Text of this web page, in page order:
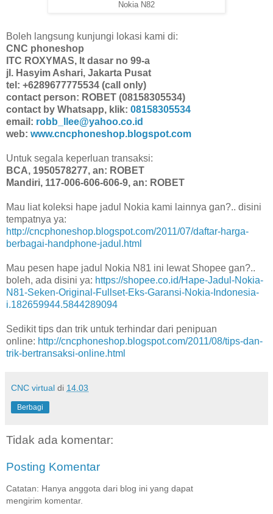
Nokia N82
Boleh langsung kunjungi lokasi kami di:
CNC phoneshop
ITC ROXYMAS, lt dasar no 99-a
jl. Hasyim Ashari, Jakarta Pusat
tel: +6289677775534 (call only)
contact person: ROBET (08158305534)
contact by Whatsapp, klik: 08158305534
email: robb_llee@yahoo.co.id
web: www.cncphoneshop.blogspot.com
Untuk segala keperluan transaksi:
BCA, 1950578277, an: ROBET
Mandiri, 117-006-606-606-9, an: ROBET
Mau liat koleksi hape jadul Nokia kami lainnya gan?.. disini
tempatnya ya:
http://cncphoneshop.blogspot.com/2011/07/daftar-harga-
berbagai-handphone-jadul.html
Mau pesen hape jadul Nokia N81 ini lewat Shopee gan?..
boleh, ada disini ya: https://shopee.co.id/Hape-Jadul-Nokia-
N81-Seken-Original-Fullset-Eks-Garansi-Nokia-Indonesia-
i.182659944.5844289094
Sedikit tips dan trik untuk terhindar dari penipuan
online: http://cncphoneshop.blogspot.com/2011/08/tips-dan-
trik-bertransaksi-online.html
CNC virtual di 14.03
Berbagi
Tidak ada komentar:
Posting Komentar
Catatan: Hanya anggota dari blog ini yang dapat
mengirim komentar.